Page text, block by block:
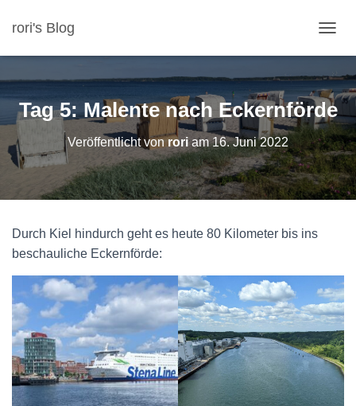
rori's Blog
A
I
G
A
T
I
O
N
U
T
E
Tag 5: Malente nach Eckernförde
Veröffentlicht von roriam16. Juni 2022
Durch Kiel hindurch geht es heute 80 Kilometer bis ins
beschauliche Eckernförde: